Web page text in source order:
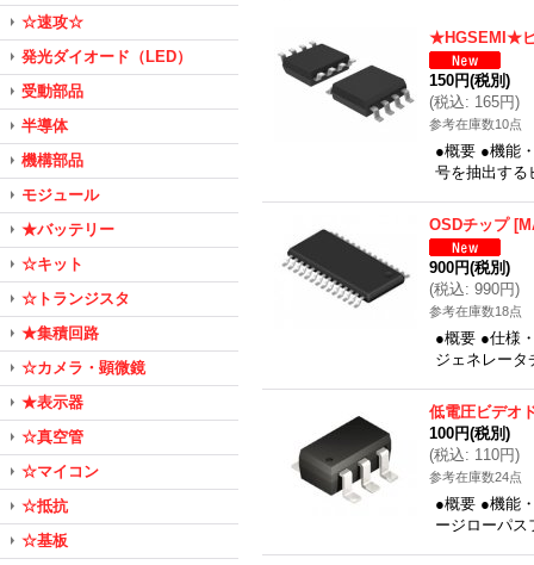
☆速攻☆
発光ダイオード（LED）
受動部品
半導体
機構部品
モジュール
★バッテリー
☆キット
☆トランジスタ
★集積回路
☆カメラ・顕微鏡
★表示器
☆真空管
☆マイコン
☆抵抗
☆基板
★HGSEMI★ビ
150円(税別)
(税込: 165円)
参考在庫数10点
●概要 ●機能
号を抽出す
OSDチップ [
900円(税別)
(税込: 990円)
参考在庫数18点
●概要 ●仕様
ジェネレー
低電圧ビデオ
100円(税別)
(税込: 110円)
参考在庫数24点
●概要 ●機能
ージローパ